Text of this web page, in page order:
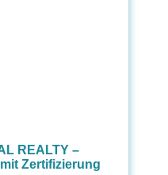
REALTY –
Zertifizierung